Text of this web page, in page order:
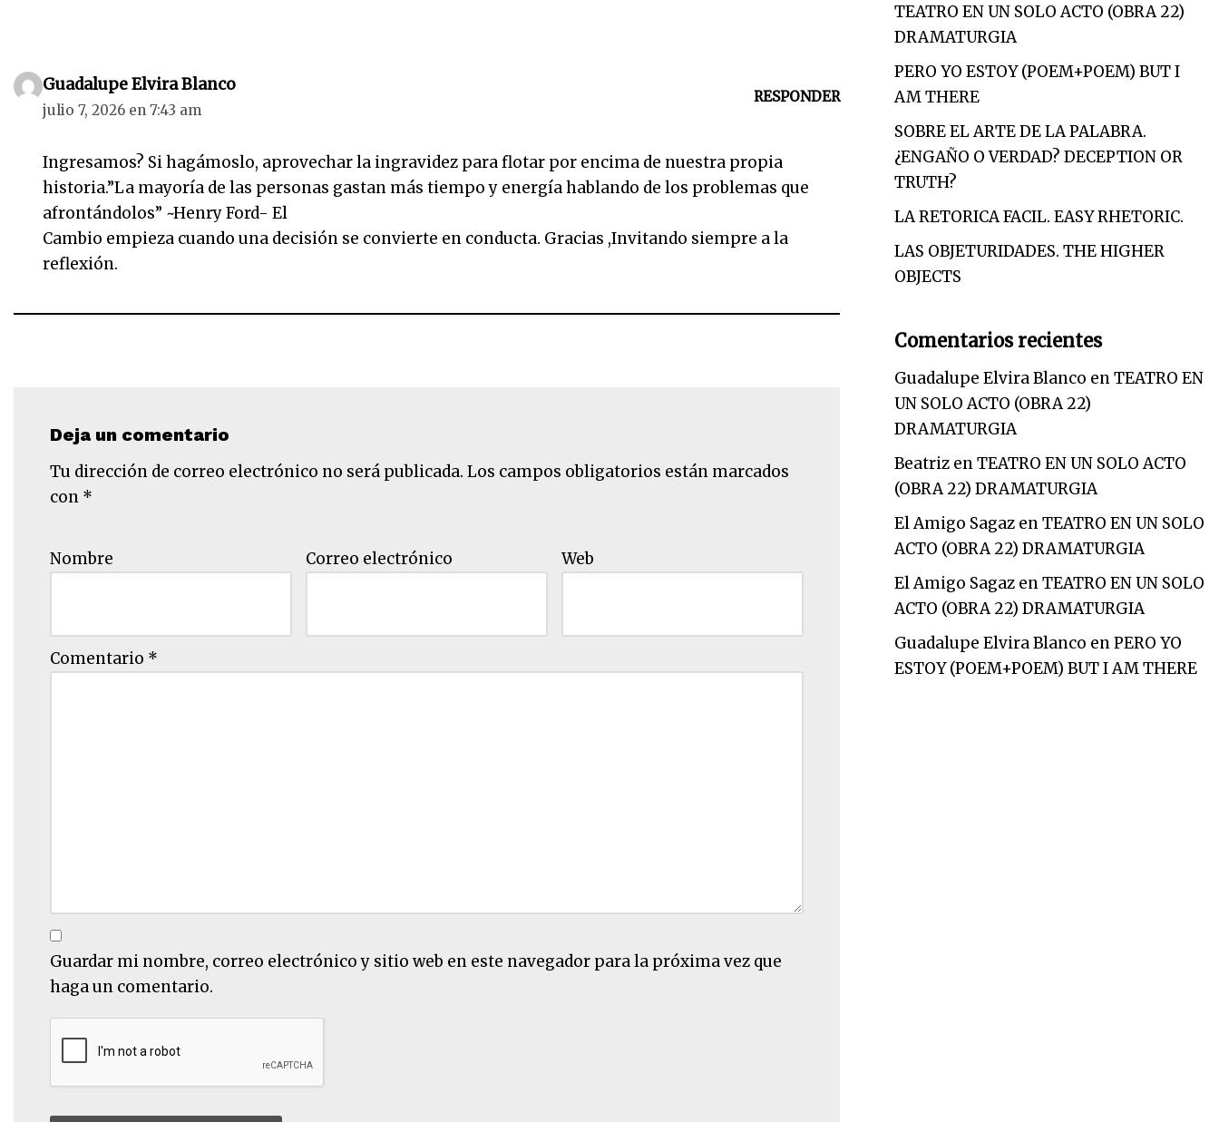
Guadalupe Elvira Blanco
julio 7, 2026 en 7:43 am
RESPONDER
Ingresamos? Si hagámoslo, aprovechar la ingravidez para flotar por encima de nuestra propia
historia.”La mayoría de las personas gastan más tiempo y energía hablando de los problemas que
afrontándolos” ~Henry Ford- El
Cambio empieza cuando una decisión se convierte en conducta. Gracias ,Invitando siempre a la
reflexión.
Deja un comentario
Tu dirección de correo electrónico no será publicada. Los campos obligatorios están marcados
con *
Nombre Correo electrónico Web
Comentario *
Guardar mi nombre, correo electrónico y sitio web en este navegador para la próxima vez que
haga un comentario.
TEATRO EN UN SOLO ACTO (OBRA 22)
DRAMATURGIA
PERO YO ESTOY (POEM+POEM) BUT I
AM THERE
SOBRE EL ARTE DE LA PALABRA.
¿ENGAÑO O VERDAD? DECEPTION OR
TRUTH?
LA RETORICA FACIL. EASY RHETORIC.
LAS OBJETURIDADES. THE HIGHER
OBJECTS
Comentarios recientes
Guadalupe Elvira Blanco enTEATRO EN
UN SOLO ACTO (OBRA 22)
DRAMATURGIA
BeatrizenTEATRO EN UN SOLO ACTO
(OBRA 22) DRAMATURGIA
El Amigo SagazenTEATRO EN UN SOLO
ACTO (OBRA 22) DRAMATURGIA
El Amigo SagazenTEATRO EN UN SOLO
ACTO (OBRA 22) DRAMATURGIA
Guadalupe Elvira Blanco enPERO YO
ESTOY (POEM+POEM) BUT I AM THERE